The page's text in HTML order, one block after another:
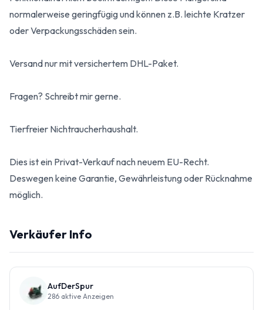
normalerweise geringfügig und können z.B. leichte Kratzer
oder Verpackungsschäden sein.
Versand nur mit versichertem DHL-Paket.
Fragen? Schreibt mir gerne.
Tierfreier Nichtraucherhaushalt.
Dies ist ein Privat-Verkauf nach neuem EU-Recht.
Deswegen keine Garantie, Gewährleistung oder Rücknahme
möglich.
Verkäufer Info
AufDerSpur
286 aktive Anzeigen